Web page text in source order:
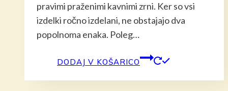
pravimi praženimi kavnimi zrni. Ker so vsi
izdelki ročno izdelani, ne obstajajo dva
popolnoma enaka. Poleg…
DODAJ V KOŠARICO